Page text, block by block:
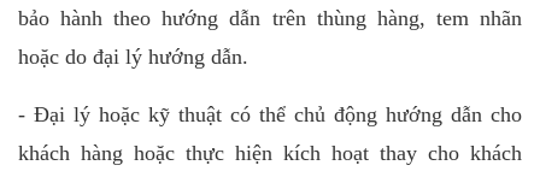
bảo hành theo hướng dẫn trên thùng hàng, tem nhãn
hoặc do đại lý hướng dẫn.
- Đại lý hoặc kỹ thuật có thể chủ động hướng dẫn cho
khách hàng hoặc thực hiện kích hoạt thay cho khách